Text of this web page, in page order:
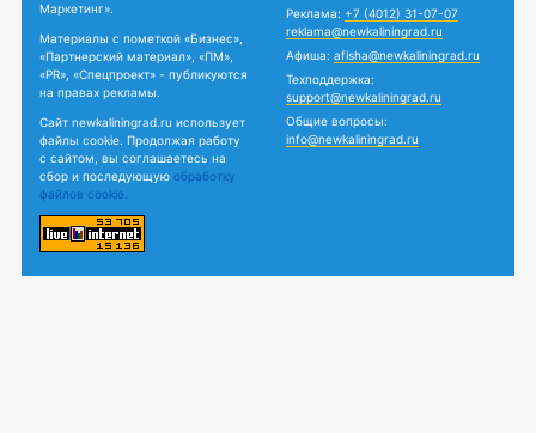
Маркетинг».
Материалы с пометкой «Бизнес»,
«Партнерский материал», «ПМ»,
«PR», «Спецпроект» - публикуются
на правах рекламы.
Сайт newkaliningrad.ru использует
файлы cookie. Продолжая работу
с сайтом, вы соглашаетесь на
сбор и последующую обработку
файлов cookie.
Реклама: +7 (4012) 31-07-07
reklama@newkaliningrad.ru
Афиша: afisha@newkaliningrad.ru
Техподдержка:
support@newkaliningrad.ru
Общие вопросы:
info@newkaliningrad.ru